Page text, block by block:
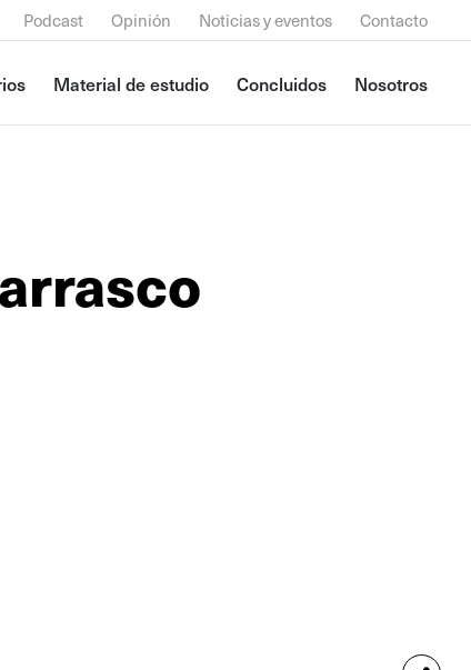
Podcast Opinión Noticias y eventos Contacto
Material de estudio Concluidos Nosotros